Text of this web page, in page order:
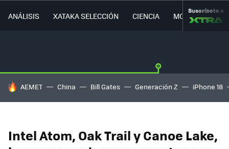
ANÁLISIS XATAKA SELECCIÓN CIENCIA MOVILIDAD
Suscríbete a
HOY SE HABLA DE
AEMET China Bill Gates Generación Z iPhone 18
Intel Atom, Oak Trail y Canoe Lake,